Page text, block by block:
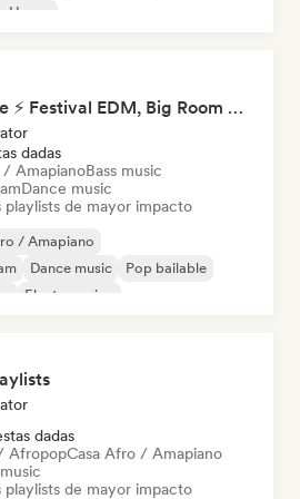
Mainstage ⚡ Festival EDM, Big Room & House Anthems
dadas
/ AmapianoBass music
Dance music
playlists de mayor impacto
/ Amapiano
Dance music
Pop bailable
Electro swing
dadas
AfropopCasa Afro / Amapiano
playlists de mayor impacto